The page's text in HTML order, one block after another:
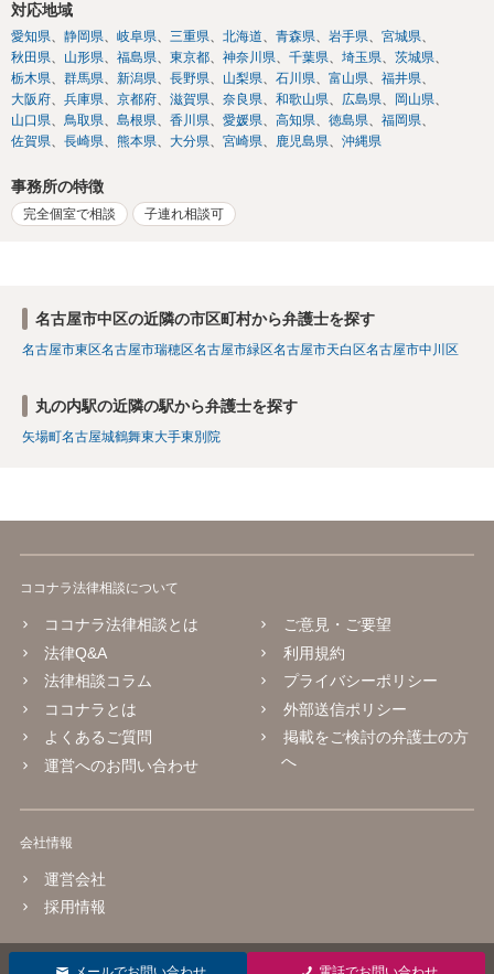
対応地域
愛知県 静岡県 岐阜県 三重県 北海道 青森県 岩手県
宮城県
秋田県
山形県 福島県 東京都 神奈川県 千葉県 埼玉県
茨城県
栃木県
群馬県 新潟県 長野県 山梨県 石川県 富山県
福井県
大阪府
兵庫県 京都府 滋賀県 奈良県 和歌山県 広島県
岡山県
山口県
鳥取県 島根県 香川県 愛媛県 高知県 徳島県
福岡県
佐賀県
長崎県 熊本県 大分県 宮崎県 鹿児島県 沖縄県
事務所の特徴
完全個室で相談 子連れ相談可
名古屋市中区の近隣の市区町村から弁護士を探す
名古屋市東区名古屋市瑞穂区名古屋市緑区名古屋市天白区名古屋市中川区
丸の内駅の近隣の駅から弁護士を探す
矢場町名古屋城鶴舞東大手東別院
ココナラ法律相談について
ココナラ法律相談とは
法律Q&A
法律相談コラム
ココナラとは
よくあるご質問
運営へのお問い合わせ
ご意見・ご要望
利用規約
プライバシーポリシー
外部送信ポリシー
掲載をご検討の弁護士の方
へ
会社情報
運営会社
採用情報